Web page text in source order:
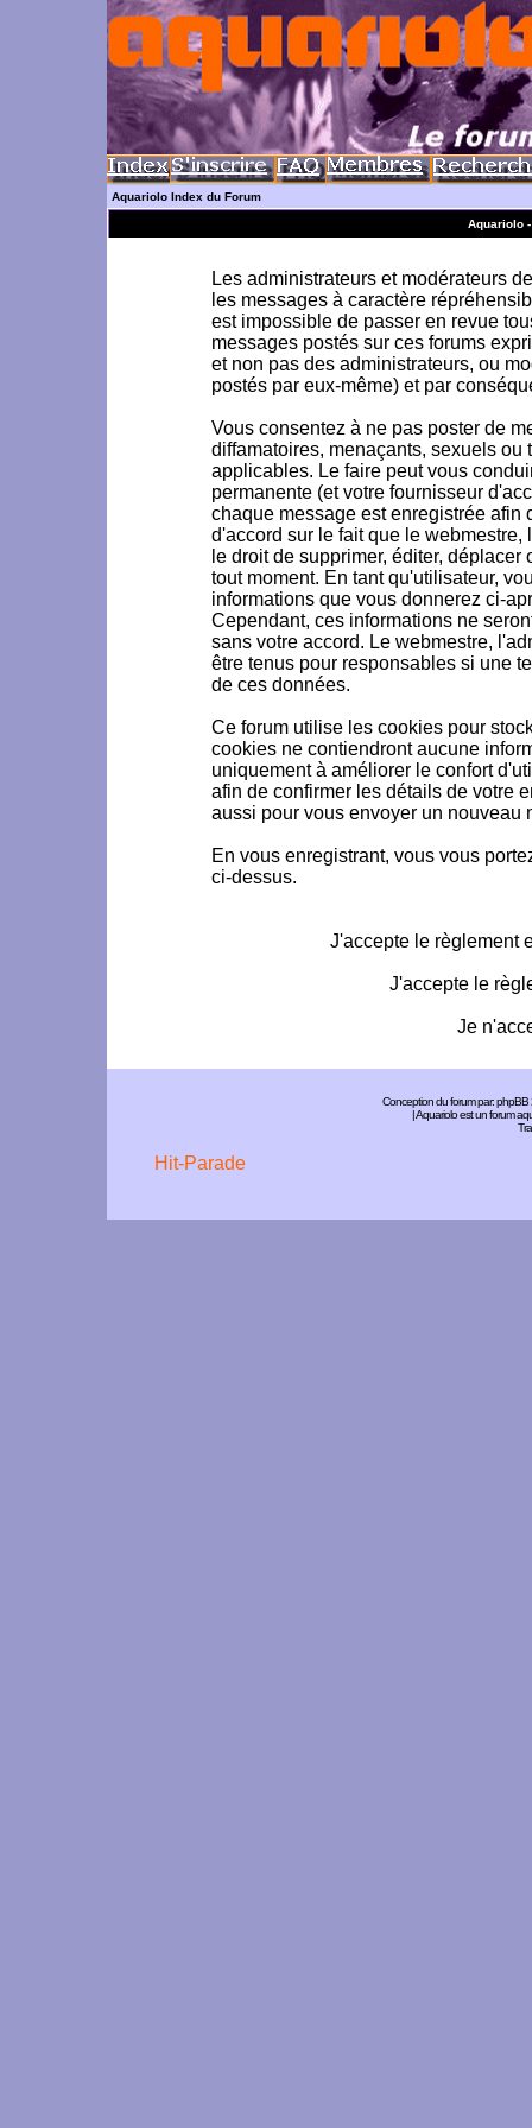
Aquariolo Index du Forum
Aquariolo
Les administrateurs et modérateurs
les messages à caractère
est impossible de passer en revue
messages postés sur ces forums
et non pas des administrateurs, ou
postés par eux-même) et par
Vous consentez à ne pas poster de
diffamatoires, menaçants, sexuels
applicables. Le faire peut vous
permanente (et votre fournisseur
chaque message est enregistrée afin
d'accord sur le fait que le
le droit de supprimer, éditer,
tout moment. En tant qu'utilisateur,
informations que vous donnerez ci-
Cependant, ces informations ne
sans votre accord. Le webmestre,
être tenus pour responsables si une
de ces données.
Ce forum utilise les cookies pour
cookies ne contiendront aucune
uniquement à améliorer le confort
afin de confirmer les détails de votre
aussi pour vous envoyer un nouveau
En vous enregistrant, vous vous
ci-dessus.
J'accepte le règlement
J'accepte le
Je
Conception du forum par:phpBB
| Aquariolo est un forum